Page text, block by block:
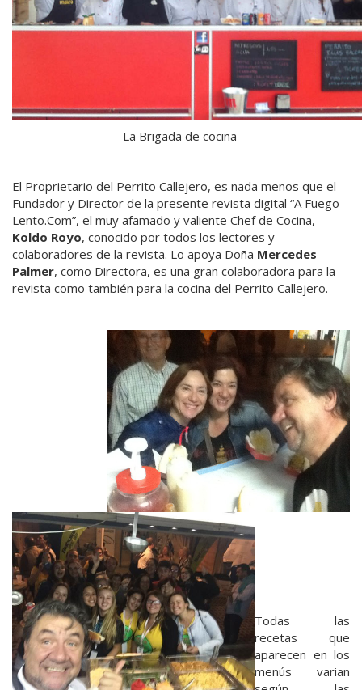
La Brigada de cocina
El Proprietario del Perrito Callejero, es nada menos que el
Fundador y Director de la presente revista digital “A Fuego
Lento.Com”, el muy afamado y valiente Chef de Cocina,
Koldo Royo, conocido por todos los lectores y
colaboradores de la revista. Lo apoya Doña Mercedes
Palmer, como Directora, es una gran colaboradora para la
revista como también para la cocina del Perrito Callejero.
Todas las
recetas que
aparecen en los
menús varian